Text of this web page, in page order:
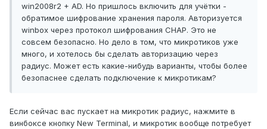
win2008r2 + AD. Но пришлось включить для учётки -
обратимое шифрование хранения пароля. Авторизуется
winbox через протокол шифрования CHAP. Это не
совсем безопасно. Но дело в том, что микротиков уже
много, и хотелось бы сделать авторизацию через
радиус. Может есть какие-нибудь варианты, чтобы более
безопаснее сделать подключение к микротикам?
Если сейчас вас пускает на микротик радиус, нажмите в
винбоксе кнопку New Terminal, и микротик вообще потребует